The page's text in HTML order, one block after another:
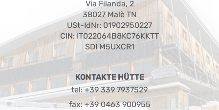
Via Filanda, 2
38027 Malè TN
USt-IdNr: 01902950227
CIN: IT022064B8KC76KKTT
SDI M5UXCR1
KONTAKTE HÜTTE
tel:+39 339 7937529
fax:+39 0463 900955